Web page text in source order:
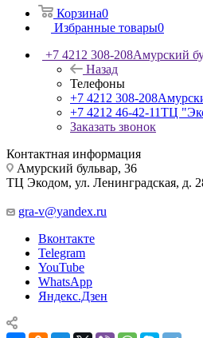
Корзина0
Избранные товары0
+7 4212 308-208Амурский
Назад
Телефоны
+7 4212 308-208
+7 4212 46-42-11ТЦ
Заказать звонок
Контактная информация
Амурский бульвар, 36
ТЦ Экодом, ул. Ленинградская, д.
gra-v@yandex.ru
Вконтакте
Telegram
YouTube
WhatsApp
Яндекс.Дзен